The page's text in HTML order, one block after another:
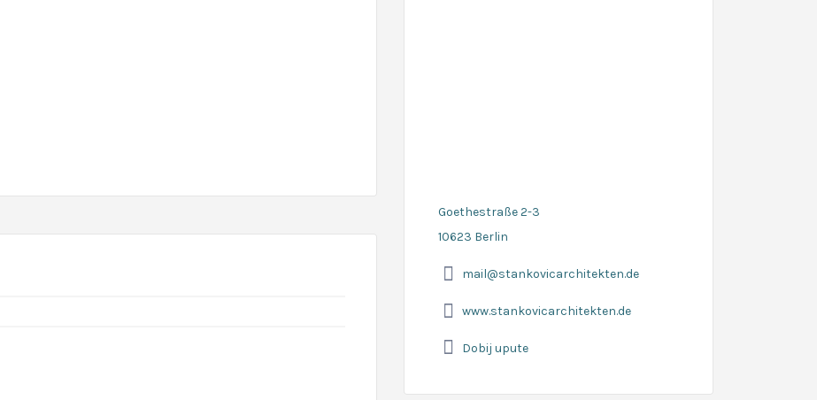
Goethestraße 2-3
10623 Berlin
mail@stankovicarchitekten.de
www.stankovicarchitekten.de
Dobij upute